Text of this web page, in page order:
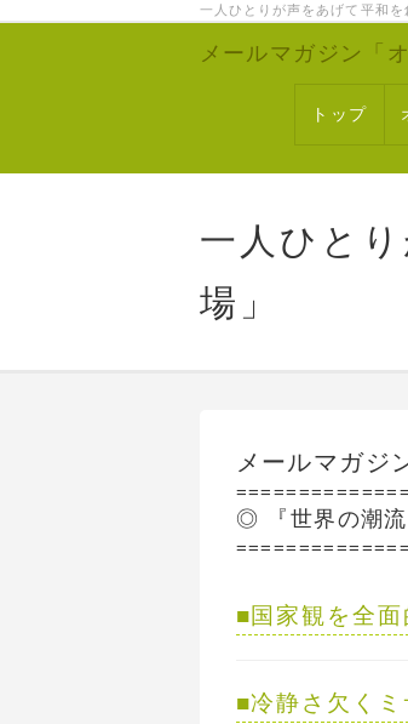
一人ひとりが声をあげて
メールマガジン「
トップ
一人ひと
場」
メールマガジ
◎ 『世界の潮流
■国家観を全
■冷静さ欠くミ